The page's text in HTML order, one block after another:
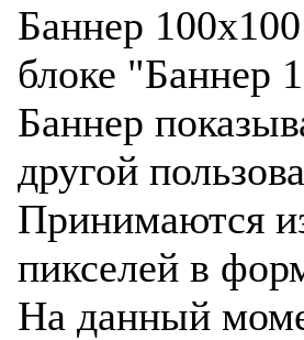
Баннер
блоке "Баннер
Баннер
другой
Принимаются
пикселей в
На данный